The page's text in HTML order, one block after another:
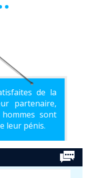
de la
partenaire,
sont
leur pénis.